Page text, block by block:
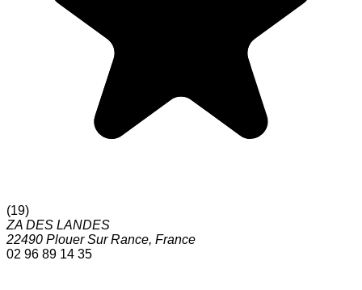
(19)
ZA DES LANDES
22490 Plouer Sur Rance, France
02 96 89 14 35